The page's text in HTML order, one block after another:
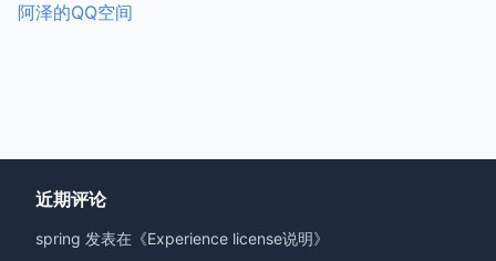
阿泽的QQ空间
近期评论
spring 发表在《Experience license说明》